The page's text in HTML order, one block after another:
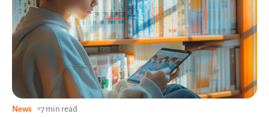
News 7 min read